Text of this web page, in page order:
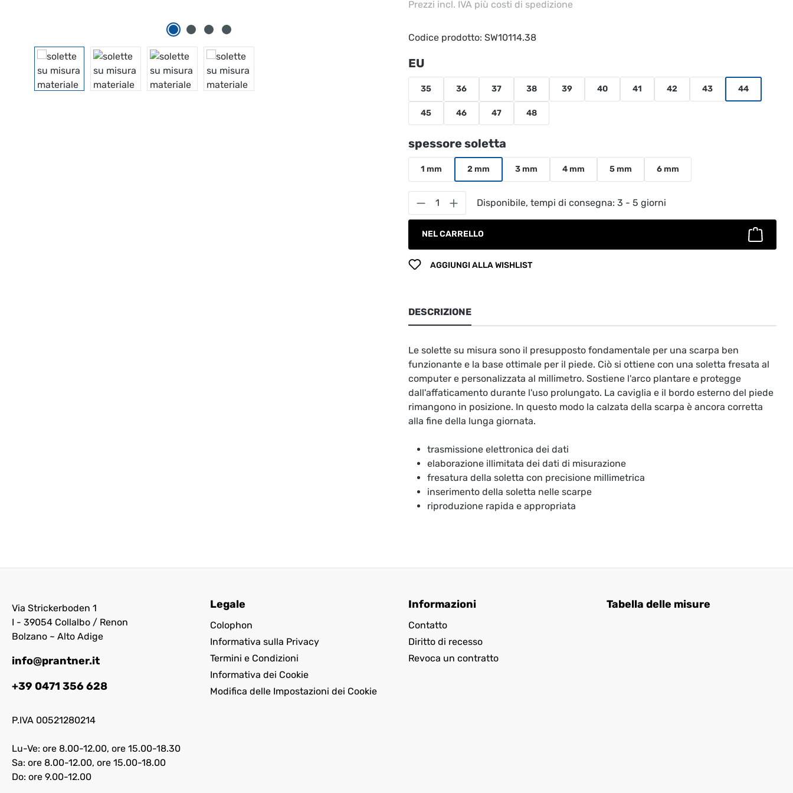
Prezzi incl. IVA più costi di spedizione
Codice prodotto: SW10114.38
Seleziona
EU
35 36 37 38 39 40 41 42 43 44
45 46 47 48
Seleziona
spessore soletta
1 mm 2 mm 3 mm 4 mm 5 mm 6 mm
Quantità del prodotto: inserisci la quantità desiderata o
Disponibile, tempi di consegna: 3 - 5 giorni
NEL CARRELLO
AGGIUNGI ALLA WISHLIST
DESCRIZIONE
Le solette su misura sono il presupposto fondamentale per una scarpa ben
funzionante e la base ottimale per il piede. Ciò si ottiene con una soletta fresata al
computer e personalizzata al millimetro. Sostiene l'arco plantare e protegge
dall'affaticamento durante l'uso prolungato. La caviglia e il bordo esterno del piede
rimangono in posizione. In questo modo la calzata della scarpa è ancora corretta
alla fine della lunga giornata.
trasmissione elettronica dei dati
elaborazione illimitata dei dati di misurazione
fresatura della soletta con precisione millimetrica
inserimento della soletta nelle scarpe
riproduzione rapida e appropriata
Via Strickerboden 1
I - 39054 Collalbo / Renon
Bolzano ~ Alto Adige
info@prantner.it
+39 0471 356 628
P.IVA 00521280214
Lu-Ve: ore 8.00-12.00, ore 15.00-18.30
Sa: ore 8.00-12.00, ore 15.00-18.00
Do: ore 9.00-12.00
Legale
Colophon
Informativa sulla Privacy
Termini e Condizioni
Informativa dei Cookie
Modifica delle Impostazioni dei Cookie
Informazioni
Contatto
Diritto di recesso
Revoca un contratto
Tabella delle misure